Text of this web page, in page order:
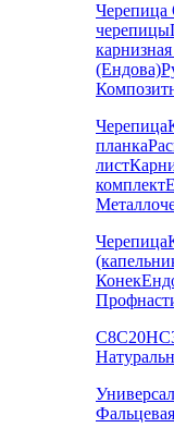
Черепица
черепицы
(Ендова)
Черепица
планка
лист
комплект
Черепица
Конек
С8С20